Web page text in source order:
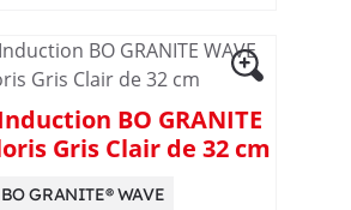
u
s
l
BO GRANITE
Gris Clair de 32 cm
BO GRANITE® WAVE